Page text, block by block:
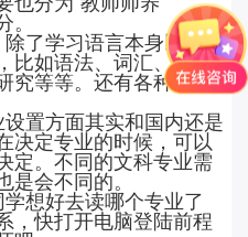
。
了学习语言本身以外，
比如语法、词汇、语言
究等等。还有各种跨文
置方面其实和国内还是
决定专业的时候，可以
定。不同的文科专业需
是会不同的。
想好去读哪个专业了
，快打开电脑登陆前程